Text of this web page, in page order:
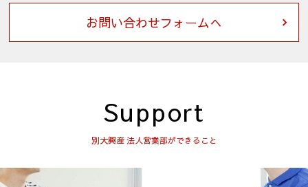
お問い合わせフォームへ
Support
別大興産 法人営業部ができること